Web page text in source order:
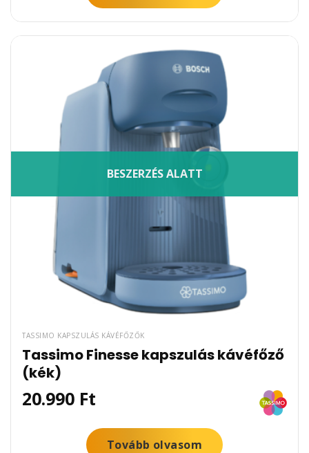
BESZERZÉS ALATT
TASSIMO KAPSZULÁS KÁVÉFŐZŐK
Tassimo Finesse kapszulás kávéfőző
(kék)
20.990 Ft
Tovább olvasom